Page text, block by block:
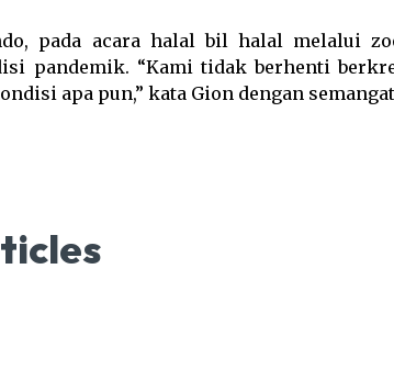
pada acara halal bil halal melalui
pandemik. “Kami tidak berhenti
apa pun,” kata Gion dengan